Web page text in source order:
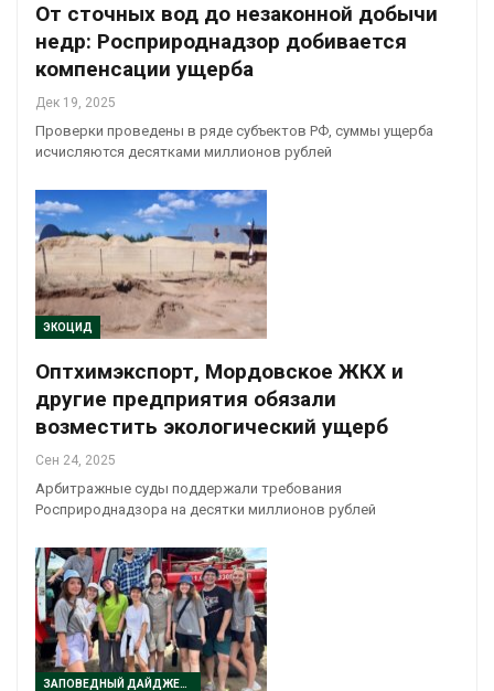
От сточных вод до незаконной добычи
недр: Росприроднадзор добивается
компенсации ущерба
Дек 19, 2025
Проверки проведены в ряде субъектов РФ, суммы ущерба
исчисляются десятками миллионов рублей
ЭКОЦИД
Оптхимэкспорт, Мордовское ЖКХ и
другие предприятия обязали
возместить экологический ущерб
Сен 24, 2025
Арбитражные суды поддержали требования
Росприроднадзора на десятки миллионов рублей
ЗАПОВЕДНЫЙ ДАЙДЖЕСТ